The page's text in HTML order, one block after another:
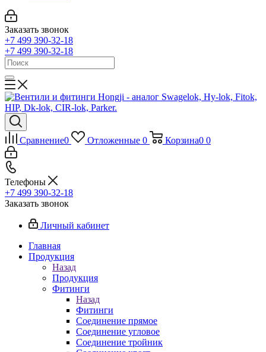
Заказать звонок
+7 499 390-32-18
+7 499 390-32-18
Сравнение0 Отложенные 0 Корзина0 0
Телефоны
+7 499 390-32-18
Заказать звонок
Личный кабинет
Главная
Продукция
Назад
Продукция
Фитинги
Назад
Фитинги
Соединение прямое
Соединение угловое
Соединение тройник